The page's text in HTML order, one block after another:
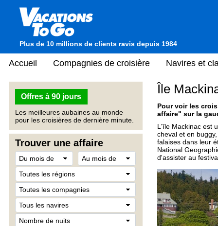
Plus de 10 millions de clients ravis depuis 1984
Accueil Compagnies de croisière Navires et
Offres à 90 jours
Les meilleures aubaines au monde
pour les croisières de dernière minute.
Trouver une affaire
Île
Pour voir les
affaire" sur la
L'île Mackinac est
cheval et en
falaises dans leur
National
d'assister au